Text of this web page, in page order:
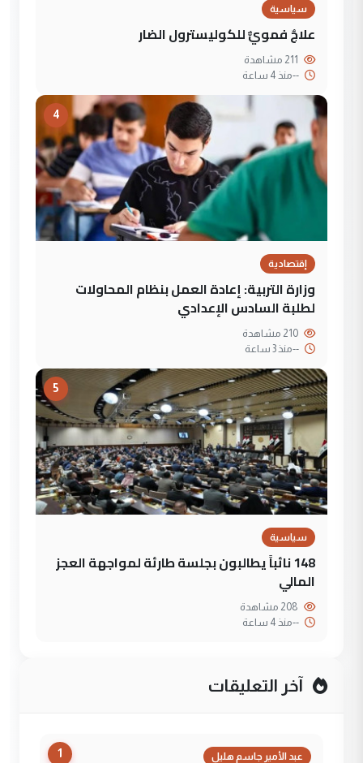
سياسية
علاجٌ فمويٌّ للكوليسترول الضار
--منذ 4 ساعة
4
إقتصادية
وزارة التربية: إعادة العمل بنظام المحاولات
لطلبة السادس الإعدادي
--منذ 3 ساعة
5
سياسية
148 نائباً يطالبون بجلسة طارئة لمواجهة العجز
المالي
--منذ 4 ساعة
آخر التعليقات
1 عبد الأمير جاسم هليل